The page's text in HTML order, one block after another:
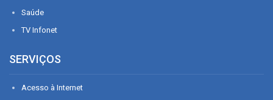
Saúde
TV Infonet
SERVIÇOS
Acesso à Internet